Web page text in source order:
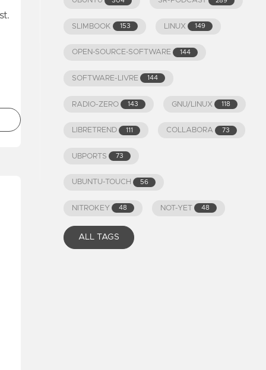
SLIMBOOK 153 LINUX 149
OPEN-SOURCE-SOFTWARE 144
SOFTWARE-LIVRE 144
RADIO-ZERO 143 GNU/LINUX 118
LIBRETREND 111 COLLABORA 73
UBPORTS 73
UBUNTU-TOUCH 56
NITROKEY 48 NOT-YET 48
ALL TAGS